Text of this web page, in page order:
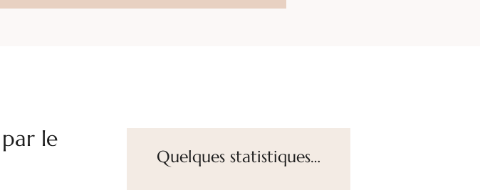
le
Quelques statistiques…